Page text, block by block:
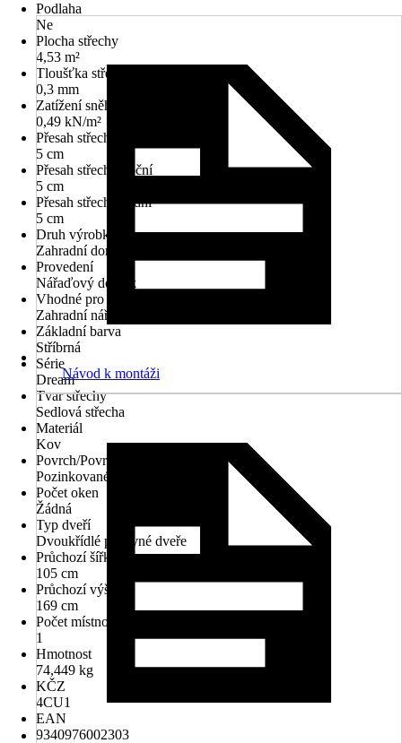
Podlaha
Ne
Plocha střechy
4,53 m²
Tloušťka střechy
0,3 mm
Zatížení sněhem
0,49 kN/m²
Přesah střechy přední
5 cm
Přesah střechy boční
5 cm
Přesah střechy zadní
5 cm
Druh výrobku
Zahradní domek
Provedení
Nářaďový domek
Vhodné pro
Zahradní nářadí
Základní barva
Stříbrná
Série
Dream
Tvar střechy
Sedlová střecha
Materiál
Kov
Povrch/Povrchová úprava
Pozinkované
Počet oken
Žádná
Typ dveří
Dvoukřídlé posuvné dveře
Průchozí šířka
105 cm
Průchozí výška
169 cm
Počet místností
1
Hmotnost
74,449 kg
KČZ
4CU1
EAN
9340976002303
Návod k montáži